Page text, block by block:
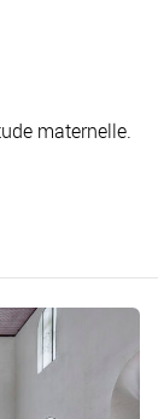
maternelle.